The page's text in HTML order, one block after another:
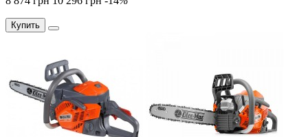
Купить